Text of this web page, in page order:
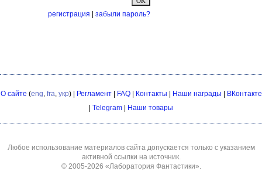
регистрация | забыли пароль?
О сайте (eng, fra, укр) | Регламент| FAQ| Контакты | Наши награды | ВКонтакте
| Telegram | Наши товары
Любое использование материалов сайта допускается только с указанием
активной ссылки на источник.
© 2005-2026 «Лаборатория Фантастики».